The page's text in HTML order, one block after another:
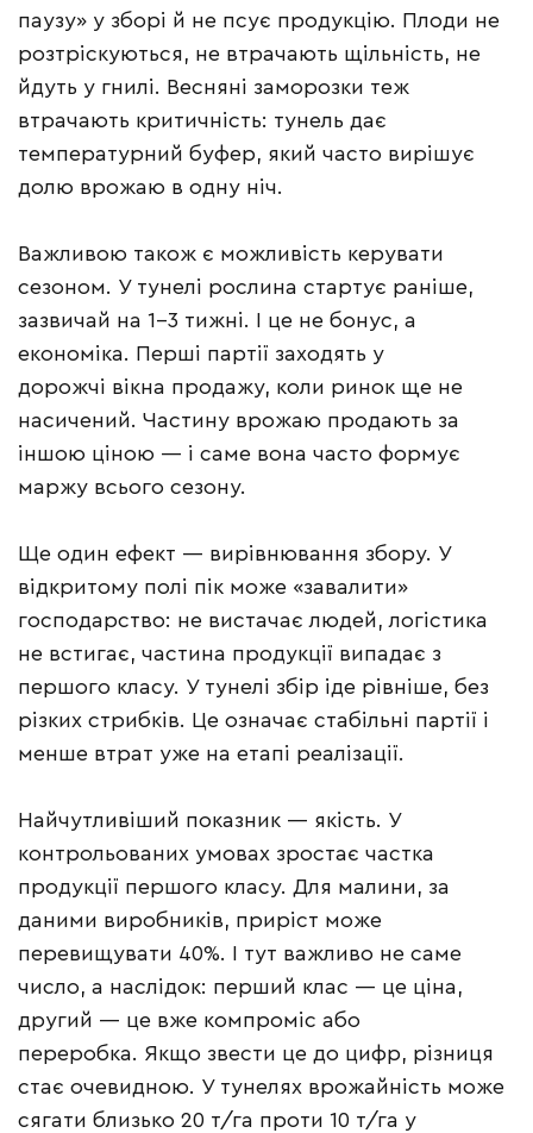
паузу» у зборі й не псує продукцію. Плоди не
розтріскуються, не втрачають щільність, не
йдуть у гнилі. Весняні заморозки теж
втрачають критичність: тунель дає
температурний буфер, який часто вирішує
долю врожаю в одну ніч.
Важливою також є можливість керувати
сезоном. У тунелі рослина стартує раніше,
зазвичай на 1–3 тижні. І це не бонус, а
економіка. Перші партії заходять у
дорожчі вікна продажу, коли ринок ще не
насичений. Частину врожаю продають за
іншою ціною — і саме вона часто формує
маржу всього сезону.
Ще один ефект — вирівнювання збору. У
відкритому полі пік може «завалити»
господарство: не вистачає людей, логістика
не встигає, частина продукції випадає з
першого класу. У тунелі збір іде рівніше, без
різких стрибків. Це означає стабільні партії і
менше втрат уже на етапі реалізації.
Найчутливіший показник — якість. У
контрольованих умовах зростає частка
продукції першого класу. Для малини, за
даними виробників, приріст може
перевищувати 40%. І тут важливо не саме
число, а наслідок: перший клас — це ціна,
другий — це вже компроміс або
переробка. Якщо звести це до цифр, різниця
стає очевидною. У тунелях врожайність може
сягати близько 20 т/га проти 10 т/га у